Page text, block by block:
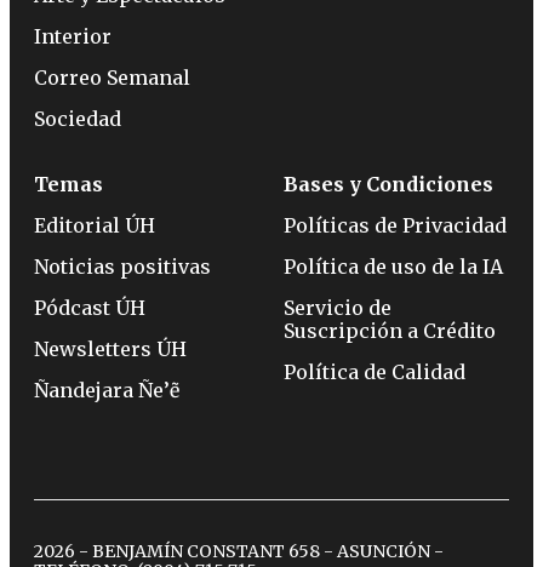
Interior
Correo Semanal
Sociedad
Temas
Editorial ÚH
Noticias positivas
Pódcast ÚH
Newsletters ÚH
Ñandejara Ñe’ẽ
Bases y Condiciones
Políticas de Privacidad
Política de uso de la IA
Servicio de
Suscripción a Crédito
Política de Calidad
2026 - BENJAMÍN CONSTANT 658 - ASUNCIÓN -